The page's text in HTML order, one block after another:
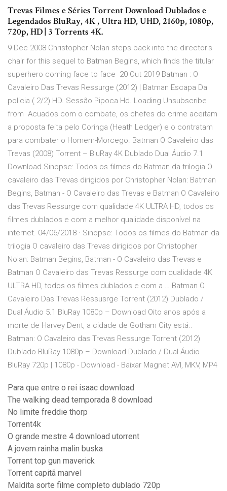
Trevas Filmes e Séries Torrent Download Dublados e
Legendados BluRay, 4K , Ultra HD, UHD, 2160p, 1080p,
720p, HD | 3 Torrents 4K.
9 Dec 2008 Christopher Nolan steps back into the director's
chair for this sequel to Batman Begins, which finds the titular
superhero coming face to face 20 Out 2019 Batman : O
Cavaleiro Das Trevas Ressurge (2012) | Batman Escapa Da
policia ( 2/2) HD. Sessão Pipoca Hd. Loading Unsubscribe
from Acuados com o combate, os chefes do crime aceitam
a proposta feita pelo Coringa (Heath Ledger) e o contratam
para combater o Homem-Morcego. Batman O Cavaleiro das
Trevas (2008) Torrent – BluRay 4K Dublado Dual Áudio 7.1
Download Sinopse: Todos os filmes do Batman da trilogia O
cavaleiro das Trevas dirigidos por Christopher Nolan: Batman
Begins, Batman - O Cavaleiro das Trevas e Batman O Cavaleiro
das Trevas Ressurge com qualidade 4K ULTRA HD, todos os
filmes dublados e com a melhor qualidade disponível na
internet. 04/06/2018 · Sinopse: Todos os filmes do Batman da
trilogia O cavaleiro das Trevas dirigidos por Christopher
Nolan: Batman Begins, Batman - O Cavaleiro das Trevas e
Batman O Cavaleiro das Trevas Ressurge com qualidade 4K
ULTRA HD, todos os filmes dublados e com a … Batman O
Cavaleiro Das Trevas Ressusrge Torrent (2012) Dublado /
Dual Áudio 5.1 BluRay 1080p – Download Oito anos após a
morte de Harvey Dent, a cidade de Gotham City está..
Batman: O Cavaleiro das Trevas Ressurge Torrent (2012)
Dublado BluRay 1080p – Download Dublado / Dual Áudio
BluRay 720p | 1080p - Download - Baixar Magnet AVI, MKV, MP4
Para que entre o rei isaac download
The walking dead temporada 8 download
No limite freddie thorp
Torrent4k
O grande mestre 4 download utorrent
A jovem rainha malin buska
Torrent top gun maverick
Torrent capitã marvel
Maldita sorte filme completo dublado 720p